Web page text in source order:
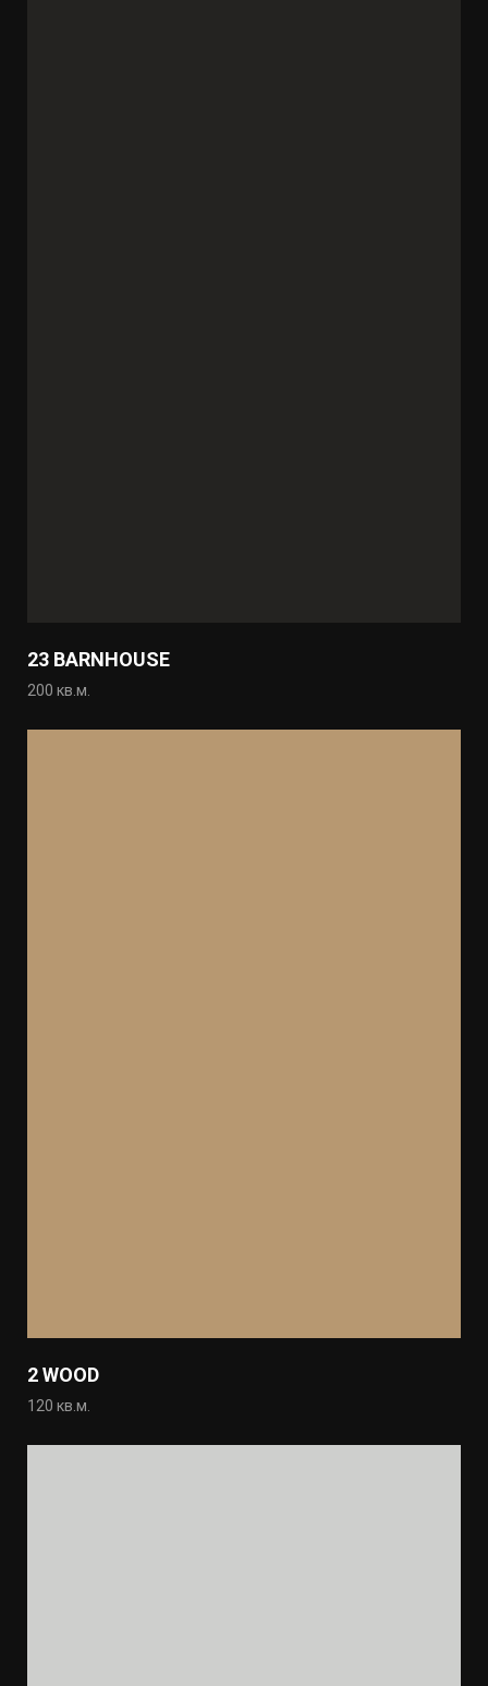
23 BARNHOUSE
200 кв.м.
2 WOOD
120 кв.м.